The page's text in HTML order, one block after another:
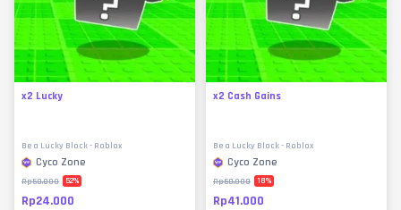
x2 Lucky
Be a Lucky Block - Roblox
Cyco Zone
Rp50.000 52%
Rp24.000
x2 Cash Gains
Be a Lucky Block - Roblox
Cyco Zone
Rp50.000 18%
Rp41.000